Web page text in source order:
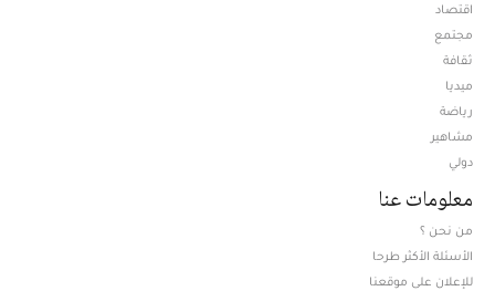
اقتصاد
مجتمع
ثقافة
ميديا
رياضة
مشاهير
دولي
معلومات عنا
من نحن ؟
الأسئلة الأكثر طرحا
للإعلان على موقعنا